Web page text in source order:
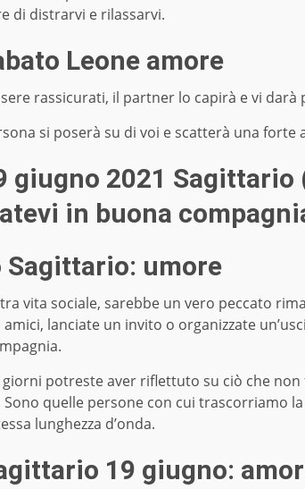
di distrarvi e rilassarvi.
Leone amore
rassicurati, il partner lo capirà e vi darà
si poserà su di voi e scatterà una forte
giugno 2021 Sagittario
in buona
Sagittario: umore
vita sociale, sarebbe un vero peccato
lanciate un invito o organizzate
potreste aver riflettuto su ciò che
quelle persone con cui trascorriamo
lunghezza d’onda.
19 giugno: